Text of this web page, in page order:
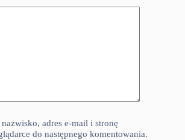
adres e-mail i stronę
do następnego komentowania.